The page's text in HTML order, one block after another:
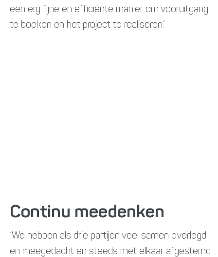
een erg fijne en efficiënte manier om vooruitgang
te boeken en het project te realiseren.’
Continu meedenken
‘We hebben als drie partijen veel samen overlegd
en meegedacht en steeds met elkaar afgestemd